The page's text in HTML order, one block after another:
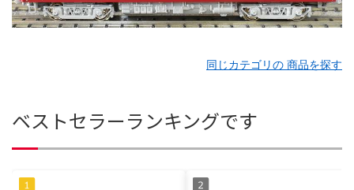
同じカテゴリの 商品を探す
ベストセラーランキングです